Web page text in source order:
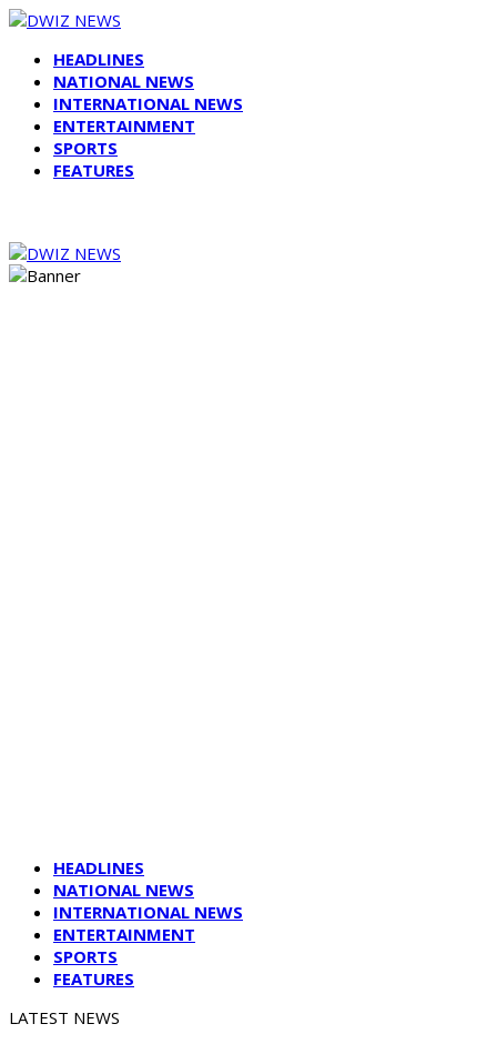
HEADLINES
NATIONAL NEWS
INTERNATIONAL NEWS
ENTERTAINMENT
SPORTS
FEATURES
HEADLINES
NATIONAL NEWS
INTERNATIONAL NEWS
ENTERTAINMENT
SPORTS
FEATURES
LATEST NEWS